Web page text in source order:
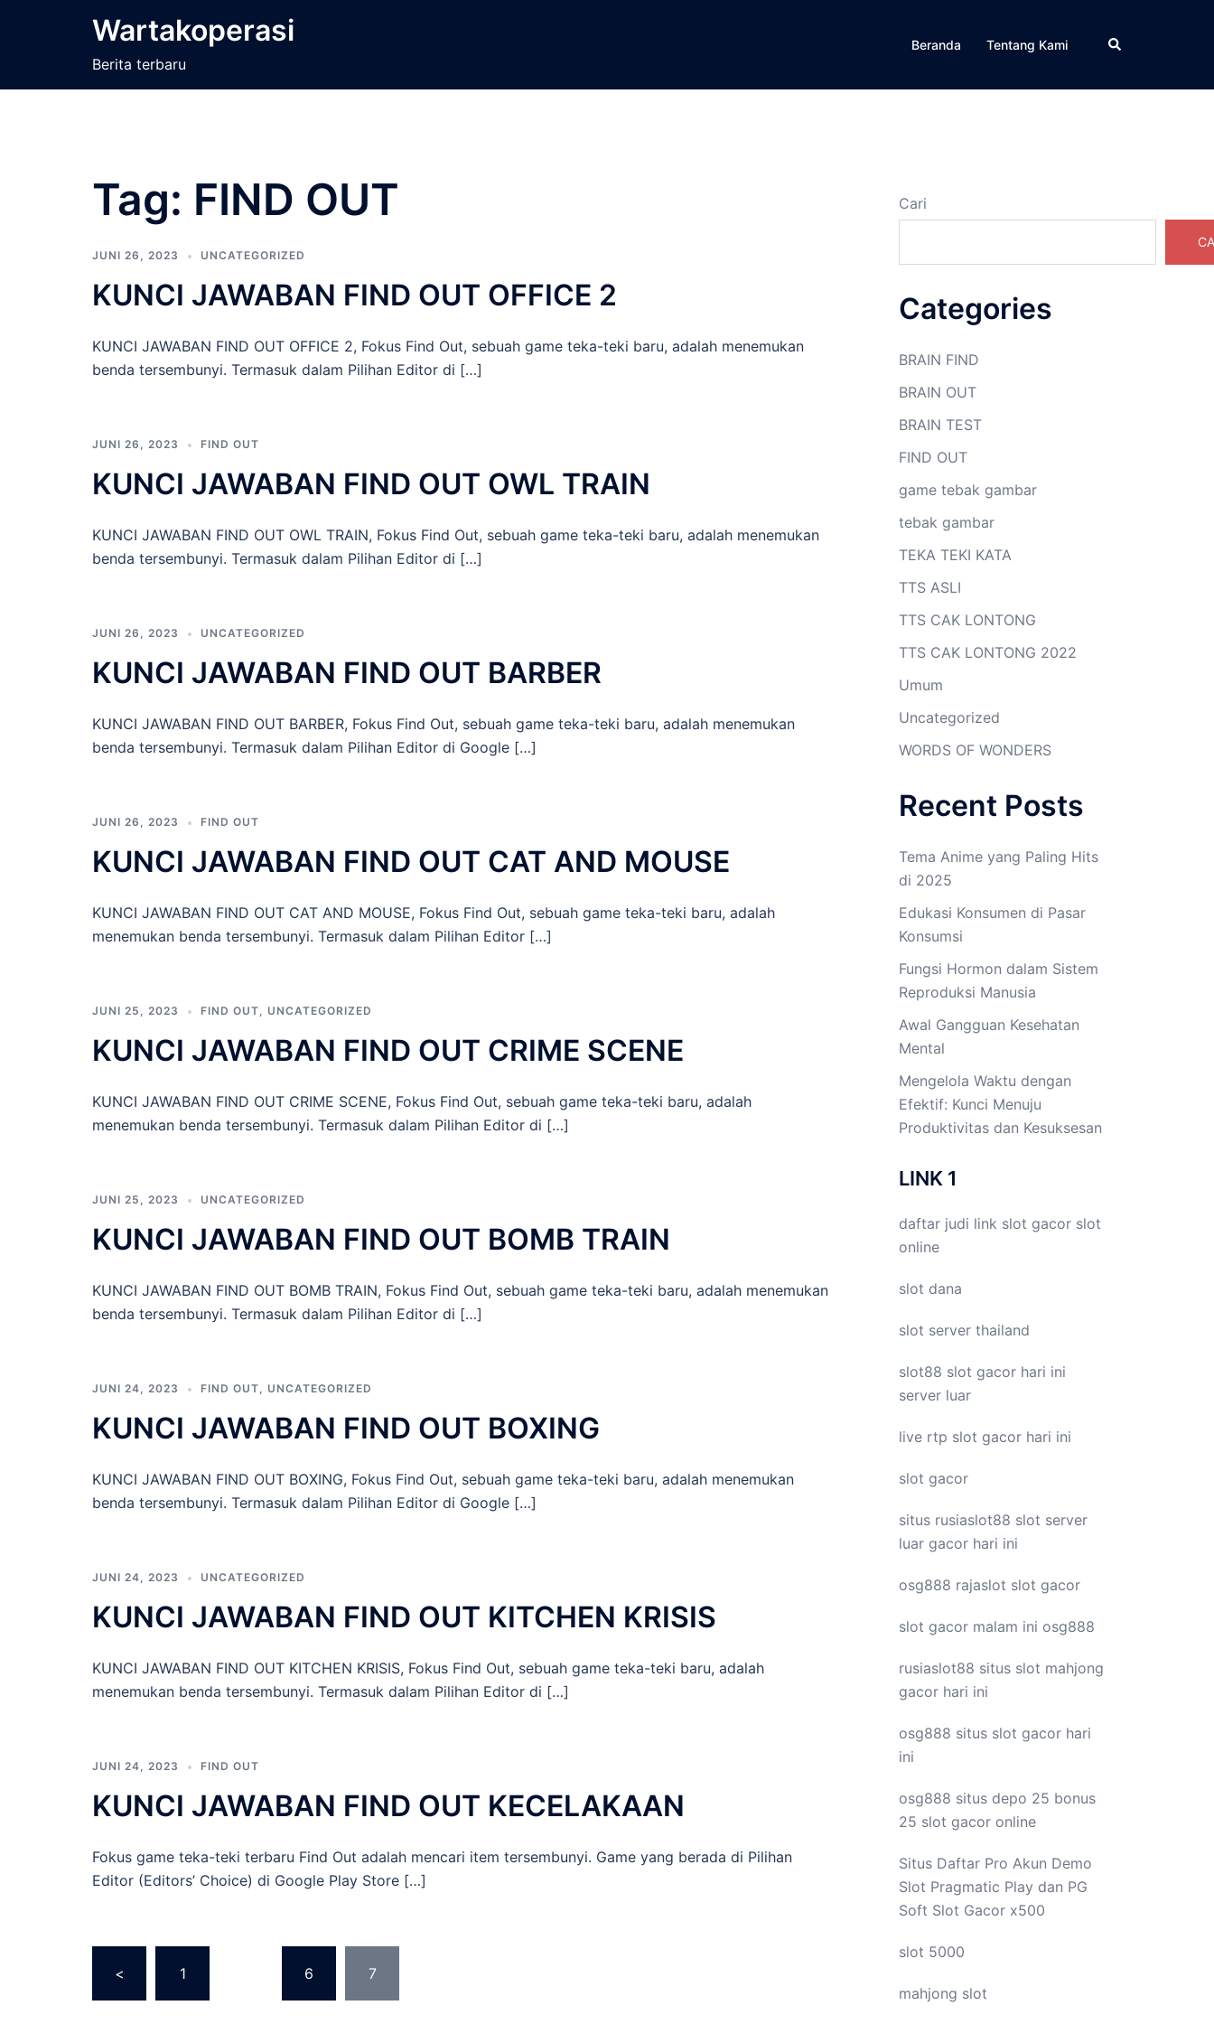
Wartakoperasi
Berita terbaru
Beranda Tentang Kami Cari
Tag: FIND OUT
JUNI 26, 2023 UNCATEGORIZED
KUNCI JAWABAN FIND OUT OFFICE 2
KUNCI JAWABAN FIND OUT OFFICE 2, Fokus Find Out, sebuah game teka-teki baru, adalah menemukan
benda tersembunyi. Termasuk dalam Pilihan Editor di […]
JUNI 26, 2023 FIND OUT
KUNCI JAWABAN FIND OUT OWL TRAIN
KUNCI JAWABAN FIND OUT OWL TRAIN, Fokus Find Out, sebuah game teka-teki baru, adalah menemukan
benda tersembunyi. Termasuk dalam Pilihan Editor di […]
JUNI 26, 2023 UNCATEGORIZED
KUNCI JAWABAN FIND OUT BARBER
KUNCI JAWABAN FIND OUT BARBER, Fokus Find Out, sebuah game teka-teki baru, adalah menemukan
benda tersembunyi. Termasuk dalam Pilihan Editor di Google […]
JUNI 26, 2023 FIND OUT
KUNCI JAWABAN FIND OUT CAT AND MOUSE
KUNCI JAWABAN FIND OUT CAT AND MOUSE, Fokus Find Out, sebuah game teka-teki baru, adalah
menemukan benda tersembunyi. Termasuk dalam Pilihan Editor […]
JUNI 25, 2023 FIND OUT, UNCATEGORIZED
KUNCI JAWABAN FIND OUT CRIME SCENE
KUNCI JAWABAN FIND OUT CRIME SCENE, Fokus Find Out, sebuah game teka-teki baru, adalah
menemukan benda tersembunyi. Termasuk dalam Pilihan Editor di […]
JUNI 25, 2023 UNCATEGORIZED
KUNCI JAWABAN FIND OUT BOMB TRAIN
KUNCI JAWABAN FIND OUT BOMB TRAIN, Fokus Find Out, sebuah game teka-teki baru, adalah menemukan
benda tersembunyi. Termasuk dalam Pilihan Editor di […]
JUNI 24, 2023 FIND OUT, UNCATEGORIZED
KUNCI JAWABAN FIND OUT BOXING
KUNCI JAWABAN FIND OUT BOXING, Fokus Find Out, sebuah game teka-teki baru, adalah menemukan
benda tersembunyi. Termasuk dalam Pilihan Editor di Google […]
JUNI 24, 2023 UNCATEGORIZED
KUNCI JAWABAN FIND OUT KITCHEN KRISIS
KUNCI JAWABAN FIND OUT KITCHEN KRISIS, Fokus Find Out, sebuah game teka-teki baru, adalah
menemukan benda tersembunyi. Termasuk dalam Pilihan Editor di […]
JUNI 24, 2023 FIND OUT
KUNCI JAWABAN FIND OUT KECELAKAAN
Fokus game teka-teki terbaru Find Out adalah mencari item tersembunyi. Game yang berada di Pilihan
Editor (Editors’ Choice) di Google Play Store […]
Paginasi
< 1 6 7
Cari
Categories
BRAIN FIND
BRAIN OUT
BRAIN TEST
FIND OUT
game tebak gambar
tebak gambar
TEKA TEKI KATA
TTS ASLI
TTS CAK LONTONG
TTS CAK LONTONG 2022
Umum
Uncategorized
WORDS OF WONDERS
Recent Posts
Tema Anime yang Paling Hits
di 2025
Edukasi Konsumen di Pasar
Konsumsi
Fungsi Hormon dalam Sistem
Reproduksi Manusia
Awal Gangguan Kesehatan
Mental
Mengelola Waktu dengan
Efektif: Kunci Menuju
Produktivitas dan Kesuksesan
LINK 1
daftar judi link slot gacorslot
online
slot dana
slot server thailand
slot88 slot gacor hari ini
server luar
live rtp slot gacor hari ini
slot gacor
situs rusiaslot88 slot server
luargacor hari ini
osg888 rajaslot slot gacor
slot gacor malam ini osg888
rusiaslot88 situs slot mahjong
gacor hari ini
osg888 situs slot gacorhari
ini
osg888 situs depo 25 bonus
25 slot gacoronline
Situs Daftar Pro Akun Demo
Slot Pragmatic Play dan PG
Soft Slot Gacor x500
slot 5000
mahjong slot